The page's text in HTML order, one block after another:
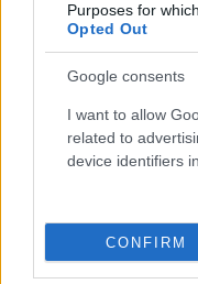
Purposes for
Opted Out
Google consents
I want to allow
related to
device identifiers
CONFIRM